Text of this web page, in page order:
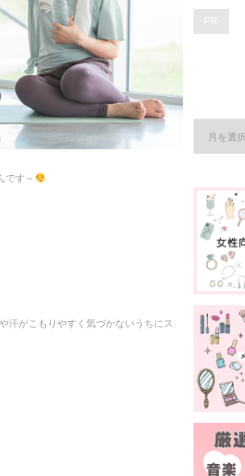
です～
汗がこもりやすく気づかないうちにス
PR